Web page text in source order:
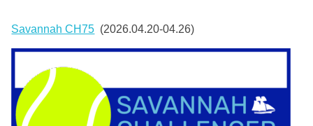
Savannah CH75 (2026.04.20-04.26)